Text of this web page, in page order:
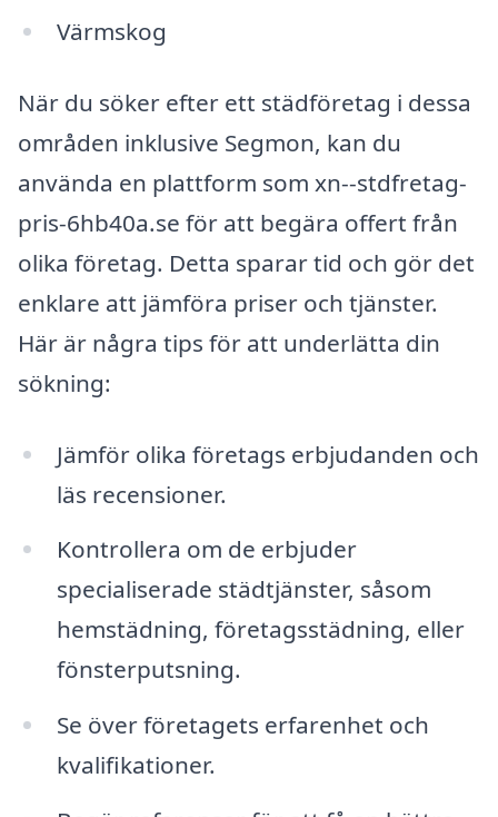
Värmskog
När du söker efter ett städföretag i dessa
områden inklusive Segmon, kan du
använda en plattform som xn--stdfretag-
pris-6hb40a.se för att begära offert från
olika företag. Detta sparar tid och gör det
enklare att jämföra priser och tjänster.
Här är några tips för att underlätta din
sökning:
Jämför olika företags erbjudanden och
läs recensioner.
Kontrollera om de erbjuder
specialiserade städtjänster, såsom
hemstädning, företagsstädning, eller
fönsterputsning.
Se över företagets erfarenhet och
kvalifikationer.